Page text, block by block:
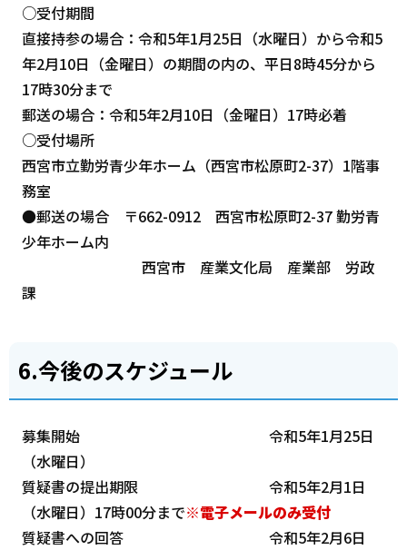
○受付期間
直接持参の場合：令和5年1月25日（水曜日）から令和5
年2月10日（金曜日）の期間の内の、平日8時45分から
17時30分まで
郵送の場合：令和5年2月10日（金曜日）17時必着
○受付場所
西宮市立勤労青少年ホーム（西宮市松原町2-37）1階事
務室
●郵送の場合 〒662-0912 西宮市松原町2-37 勤労青
少年ホーム内
西宮市 産業文化局 産業部 労政
課
6.今後のスケジュール
募集開始 令和5年1月25日
（水曜日）
質疑書の提出期限 令和5年2月1日
（水曜日）17時00分まで※電子メールのみ受付
質疑書への回答 令和5年2月6日